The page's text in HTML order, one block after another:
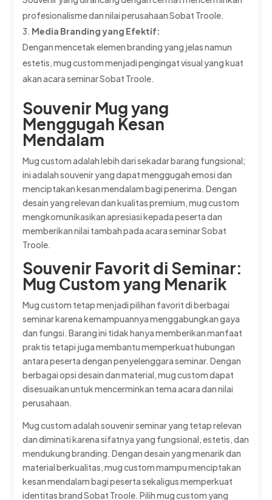
profesionalisme dan nilai perusahaan Sobat Troole.
Media Branding yang Efektif:
Dengan mencetak elemen branding yang jelas namun
estetis, mug custom menjadi pengingat visual yang kuat
akan acara seminar Sobat Troole.
Souvenir Mug yang
Menggugah Kesan
Mendalam
Mug custom adalah lebih dari sekadar barang fungsional;
ini adalah souvenir yang dapat menggugah emosi dan
menciptakan kesan mendalam bagi penerima. Dengan
desain yang relevan dan kualitas premium, mug custom
mengkomunikasikan apresiasi kepada peserta dan
memberikan nilai tambah pada acara seminar Sobat
Troole.
Souvenir Favorit di Seminar:
Mug Custom yang Menarik
Mug custom tetap menjadi pilihan favorit di berbagai
seminar karena kemampuannya menggabungkan gaya
dan fungsi. Barang ini tidak hanya memberikan manfaat
praktis tetapi juga membantu memperkuat hubungan
antara peserta dengan penyelenggara seminar. Dengan
berbagai opsi desain dan material, mug custom dapat
disesuaikan untuk mencerminkan tema acara dan nilai
perusahaan.
Mug custom adalah souvenir seminar yang tetap relevan
dan diminati karena sifatnya yang fungsional, estetis, dan
mendukung branding. Dengan desain yang menarik dan
material berkualitas, mug custom mampu menciptakan
kesan mendalam bagi peserta sekaligus memperkuat
identitas brand Sobat Troole. Pilih mug custom yang